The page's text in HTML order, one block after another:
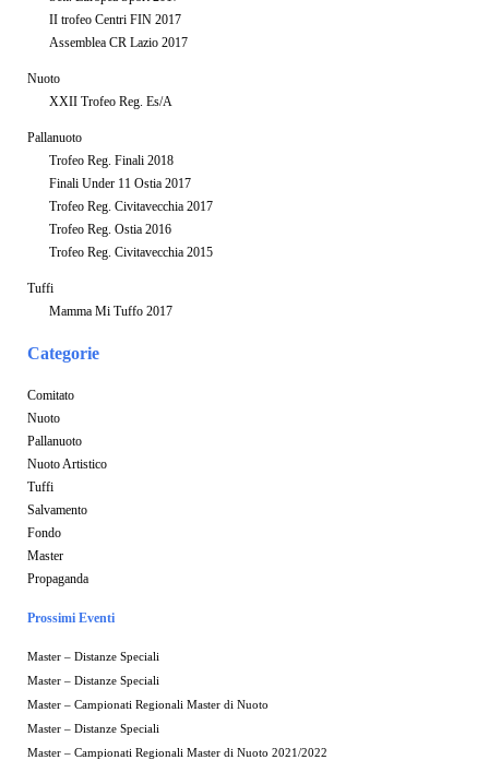
II trofeo Centri FIN 2017
Assemblea CR Lazio 2017
Nuoto
XXII Trofeo Reg. Es/A
Pallanuoto
Trofeo Reg. Finali 2018
Finali Under 11 Ostia 2017
Trofeo Reg. Civitavecchia 2017
Trofeo Reg. Ostia 2016
Trofeo Reg. Civitavecchia 2015
Tuffi
Mamma Mi Tuffo 2017
Categorie
Comitato
Nuoto
Pallanuoto
Nuoto Artistico
Tuffi
Salvamento
Fondo
Master
Propaganda
Prossimi Eventi
Master – Distanze Speciali
Master – Distanze Speciali
Master – Campionati Regionali Master di Nuoto
Master – Distanze Speciali
Master – Campionati Regionali Master di Nuoto 2021/2022